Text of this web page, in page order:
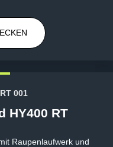
HY400 RT
Raupenlaufwerk und